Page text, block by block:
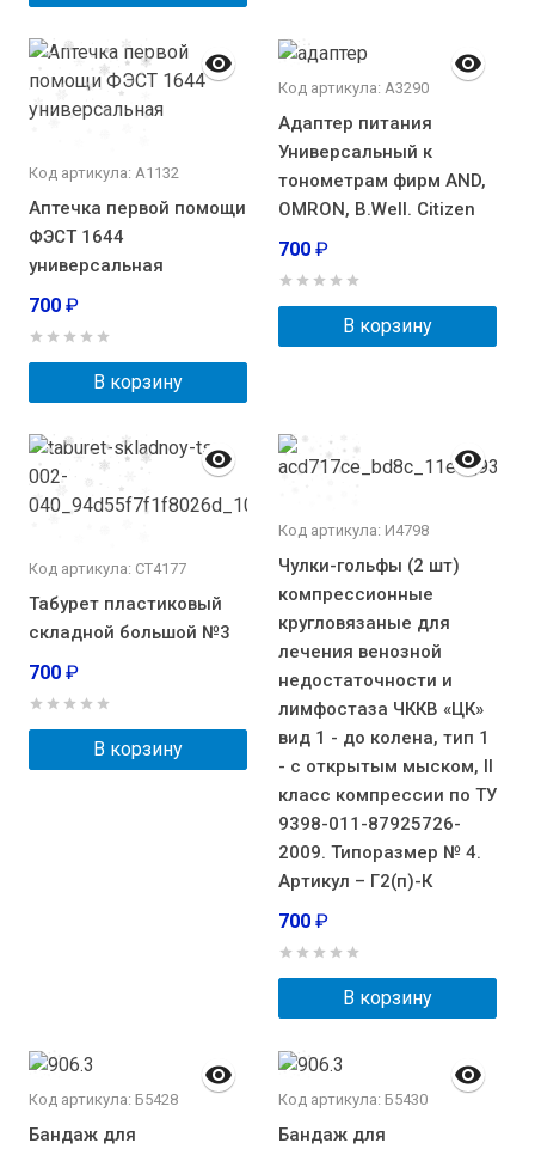
Код артикула: А1132
Аптечка первой помощи
ФЭСТ 1644
универсальная
700 ₽
В корзину
Код артикула: А3290
Адаптер питания
Универсальный к
тонометрам фирм AND,
OMRON, В.Well. Citizen
700 ₽
В корзину
Код артикула: СТ4177
Табурет пластиковый
складной большой №3
700 ₽
В корзину
Код артикула: И4798
Чулки-гольфы (2 шт)
компрессионные
кругловязаные для
лечения венозной
недостаточности и
лимфостаза ЧККВ «ЦК»
вид 1 - до колена, тип 1
- с открытым мыском, II
класс компрессии по ТУ
9398-011-87925726-
2009. Типоразмер № 4.
Артикул – Г2(п)-К
700 ₽
В корзину
Код артикула: Б5428
Бандаж для
Код артикула: Б5430
Бандаж для